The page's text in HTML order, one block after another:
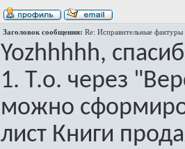
Заголовок сообщения: Re: Исправительные
Yozhhhhh,
1. Т.о. через
можно
лист Книги